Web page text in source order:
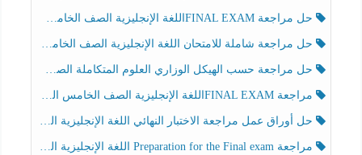
حل مراجعة FINAL EXAMاللغة الإنجليزية الصف الخامس الفصل الثالث
حل مراجعة شاملة للامتحان اللغة الإنجليزية الصف الخامس الفصل الثالث
حل مراجعة حسب الهيكل الوزاري العلوم المتكاملة الصف الخامس عام الفصل الثالث
مراجعة FINAL EXAMاللغة الإنجليزية الصف الخامس الفصل الثالث
حل أوراق عمل مراجعة الاختبار النهائي اللغة الإنجليزية الصف الرابع الفصل الثالث
مراجعة Preparation for the Final exam اللغة الإنجليزية الصف الرابع الفصل الثالث